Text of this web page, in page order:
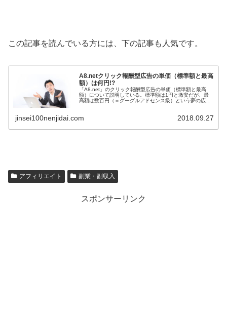
この記事を読んでいる方には、下の記事も人気です。
A8.netクリック報酬型広告の単価（標準額と最高
額）は何円!?
「A8.net」のクリック報酬型広告の単価（標準額と最高
額）について説明している。標準額は1円と激安だが、最
高額は数百円（＝グーグルアドセンス級）という夢の広告
jinsei100nenjidai.com 2018.09.27
アフィリエイト 副業・副収入
スポンサーリンク